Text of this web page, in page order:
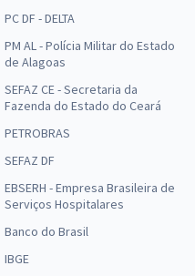
PC DF - DELTA
PM AL - Polícia Militar do Estado
de Alagoas
SEFAZ CE - Secretaria da
Fazenda do Estado do Ceará
PETROBRAS
SEFAZ DF
EBSERH - Empresa Brasileira de
Serviços Hospitalares
Banco do Brasil
IBGE